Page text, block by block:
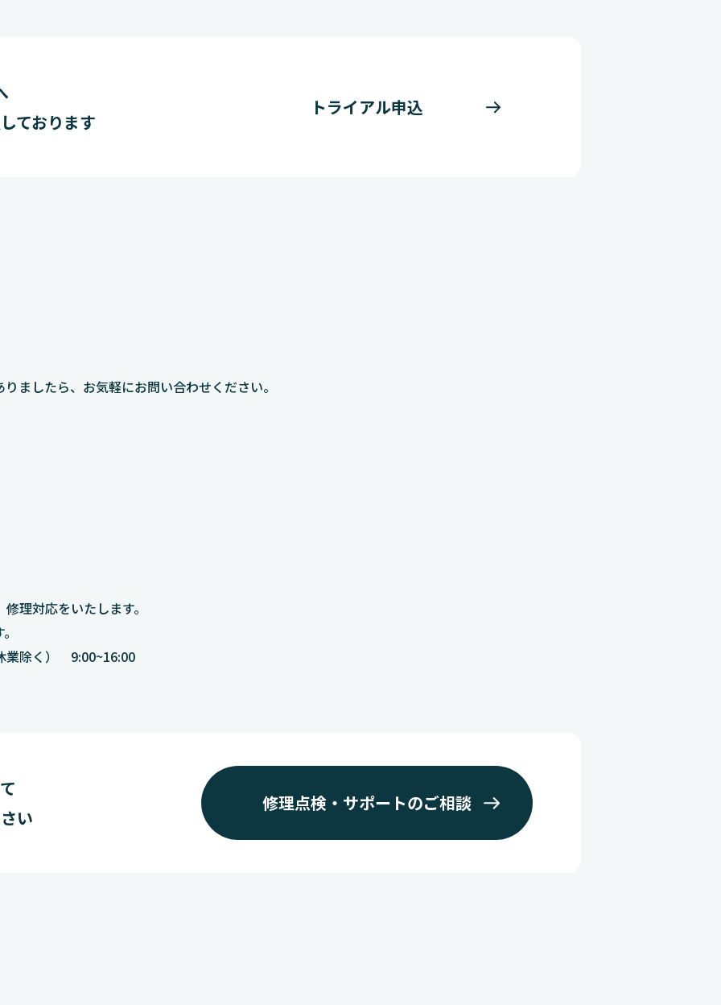
ております
トライアル申込
ましたら、お気軽にお問い合わせください。
理対応をいたします。
業除く） 9:00~16:00
い
修理点検・サポートのご相談